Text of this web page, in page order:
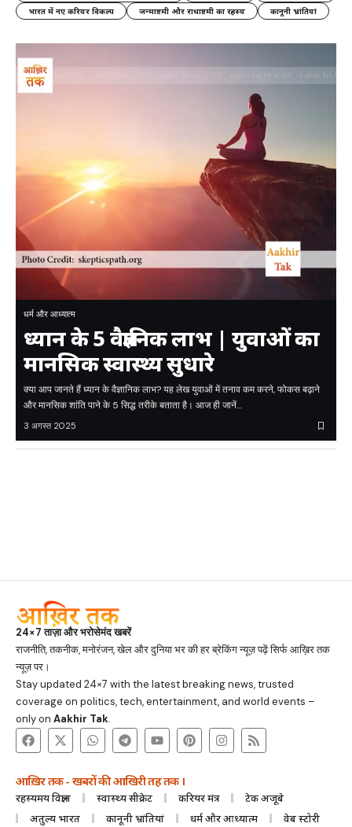
भारत में नए करियर विकल्प
जन्माष्टमी और राधाष्टमी का रहस्य कानूनी भ्रांतियां
धर्म और आध्यात्म
ध्यान के 5 वैज्ञानिक लाभ | युवाओं का
मानसिक स्वास्थ्य सुधारे
क्या आप जानते हैं ध्यान के वैज्ञानिक लाभ? यह लेख युवाओं में तनाव कम करने, फोकस बढ़ाने
और मानसिक शांति पाने के 5 सिद्ध तरीके बताता है। आज ही जानें…
3 अगस्त 2025
24×7 ताज़ा और भरोसेमंद खबरें
राजनीति, तकनीक, मनोरंजन, खेल और दुनिया भर की हर ब्रेकिंग न्यूज़ पढ़ें सिर्फ आख़िर तक
न्यूज़ पर।
Stay updated 24×7 with the latest breaking news, trusted
coverage on politics, tech, entertainment, and world events –
only on Aakhir Tak.
आख़िर तक - खबरों की आखिरी तह तक ।
रहस्यमय विज्ञान स्वास्थ्य सीक्रेट करियर मंत्र
टेक अजूबे
अतुल्य भारत
कानूनी भ्रांतियां धर्म और आध्यात्म वेब स्टोरी